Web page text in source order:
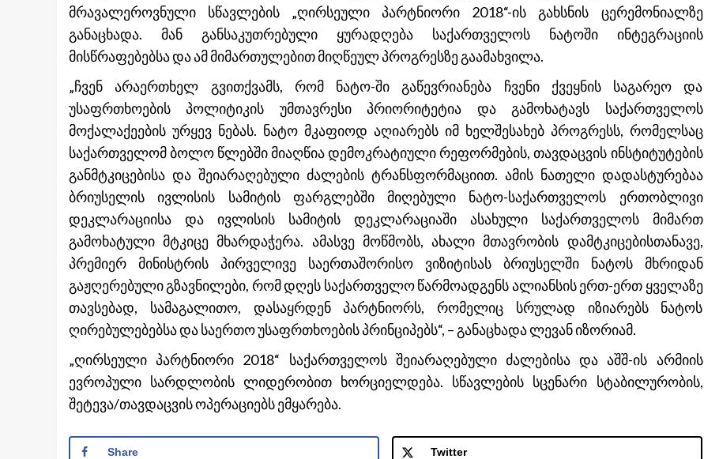
მრავალეროვნული სწავლების „ღირსეული პარტნიორი 2018“-ის გახსნის ცერემონიალზე
განაცხადა. მან განსაკუთრებული ყურადღება საქართველოს ნატოში ინტეგრაციის
მისწრაფებებსა და ამ მიმართულებით მიღწეულ პროგრესზე გაამახვილა.
„ჩვენ არაერთხელ გვითქვამს, რომ ნატო-ში გაწევრიანება ჩვენი ქვეყნის საგარეო და
უსაფრთხოების პოლიტიკის უმთავრესი პრიორიტეტია და გამოხატავს საქართველოს
მოქალაქეების ურყევ ნებას. ნატო მკაფიოდ აღიარებს იმ ხელშესახებ პროგრესს, რომელსაც
საქართველომ ბოლო წლებში მიაღწია დემოკრატიული რეფორმების, თავდაცვის ინსტიტუტების
განმტკიცებისა და შეიარაღებული ძალების ტრანსფორმაციით. ამის ნათელი დადასტურებაა
ბრიუსელის ივლისის სამიტის ფარგლებში მიღებული ნატო-საქართველოს ერთობლივი
დეკლარაციისა და ივლისის სამიტის დეკლარაციაში ასახული საქართველოს მიმართ
გამოხატული მტკიცე მხარდაჭერა. ამასვე მოწმობს, ახალი მთავრობის დამტკიცებისთანავე,
პრემიერ მინისტრის პირველივე საერთაშორისო ვიზიტისას ბრიუსელში ნატოს მხრიდან
გაჟღერებული გზავნილები, რომ დღეს საქართველო წარმოადგენს ალიანსის ერთ-ერთ ყველაზე
თავსებად, სამაგალითო, დასაყრდენ პარტნიორს, რომელიც სრულად იზიარებს ნატოს
ღირებულებებსა და საერთო უსაფრთხოების პრინციპებს“, – განაცხადა ლევან იზორიამ.
„ღირსეული პარტნიორი 2018“ საქართველოს შეიარაღებული ძალებისა და აშშ-ის არმიის
ევროპული სარდლობის ლიდერობით ხორციელდება. სწავლების სცენარი სტაბილურობის,
შეტევა/თავდაცვის ოპერაციებს ემყარება.
Share Twitter